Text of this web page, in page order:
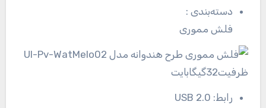
دسته‌بندی:
فلش مموری
رابط: USB 2.0